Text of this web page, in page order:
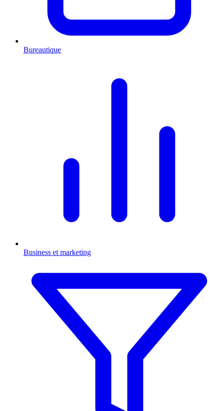
Bureautique
Business et marketing